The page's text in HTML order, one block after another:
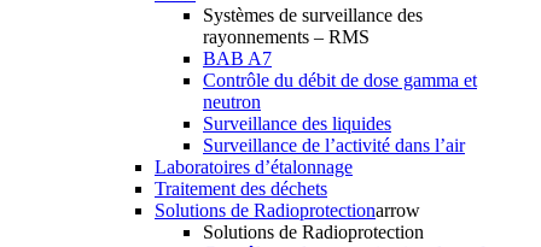
Systèmes de surveillance des
rayonnements – RMS
BAB A7
Contrôle du débit de dose gamma et
neutron
Surveillance des liquides
Surveillance de l’activité dans l’air
Laboratoires d’étalonnage
Traitement des déchets
Solutions de Radioprotectionarrow
Solutions de Radioprotection